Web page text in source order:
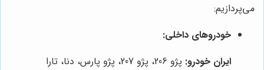
می‌پردازیم:
خودروهای داخلی:
ایران خودرو: پژو 206، پژو 207، پژو پارس، دنا، تارا